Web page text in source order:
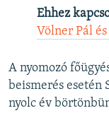
Ehhez
Völner Pál
A nyomozó
beismerés esetén
nyolc év